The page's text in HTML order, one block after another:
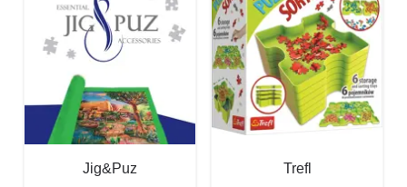
Jig&Puz
Trefl